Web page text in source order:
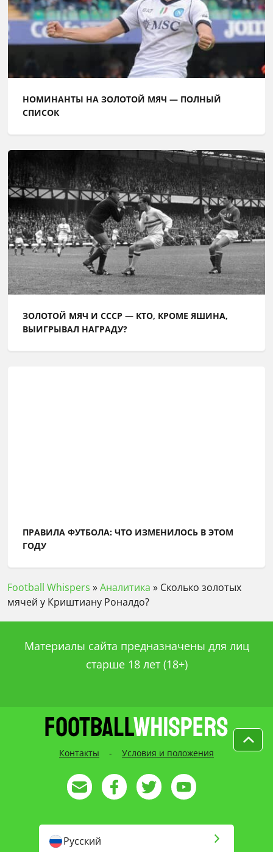
НОМИНАНТЫ НА ЗОЛОТОЙ МЯЧ — ПОЛНЫЙ
СПИСОК
ЗОЛОТОЙ МЯЧ И СССР — КТО, КРОМЕ ЯШИНА,
ВЫИГРЫВАЛ НАГРАДУ?
ПРАВИЛА ФУТБОЛА: ЧТО ИЗМЕНИЛОСЬ В ЭТОМ
ГОДУ
Football Whispers »Аналитика » Сколько золотых
мячей у Криштиану Роналдо?
Материалы сайта предназначены для лиц
старше 18 лет (18+)
Контакты - Условия и положения
Русский